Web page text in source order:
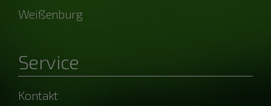
Weißenburg
Service
Kontakt